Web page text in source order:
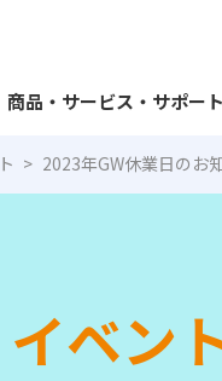
商品・サービス・サポート
2023年GW休業日のお
ベン